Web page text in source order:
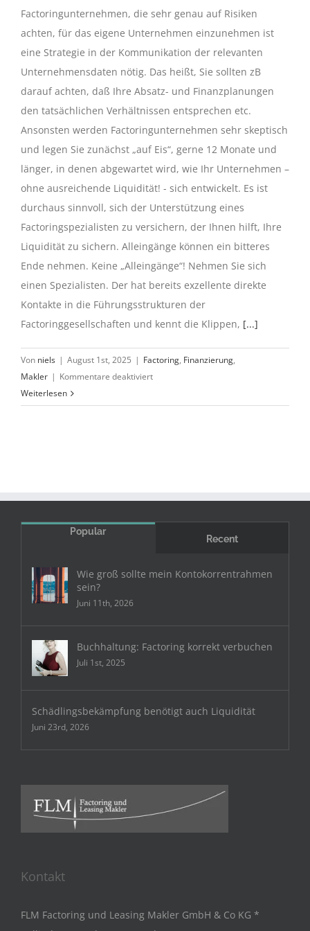
Factoringunternehmen, die sehr genau auf Risiken
achten, für das eigene Unternehmen einzunehmen ist
eine Strategie in der Kommunikation der relevanten
Unternehmensdaten nötig. Das heißt, Sie sollten zB
darauf achten, daß Ihre Absatz- und Finanzplanungen
den tatsächlichen Verhältnissen entsprechen etc.
Ansonsten werden Factoringunternehmen sehr skeptisch
und legen Sie zunächst „auf Eis“, gerne 12 Monate und
länger, in denen abgewartet wird, wie Ihr Unternehmen –
ohne ausreichende Liquidität! - sich entwickelt. Es ist
durchaus sinnvoll, sich der Unterstützung eines
Factoringspezialisten zu versichern, der Ihnen hilft, Ihre
Liquidität zu sichern. Alleingänge können ein bitteres
Ende nehmen. Keine „Alleingänge“! Nehmen Sie sich
einen Spezialisten. Der hat bereits exzellente direkte
Kontakte in die Führungsstrukturen der
Factoringgesellschaften und kennt die Klippen, [...]
Von niels | August 1st, 2025 | Factoring, Finanzierung,
Makler | Kommentare deaktiviertfür
Sie
Weiterlesen
Popular
Recent
Wie groß sollte mein Kontokorrentrahmen
sein?
Juni 11th, 2026
Buchhaltung: Factoring korrekt verbuchen
Juli 1st, 2025
Schädlingsbekämpfung benötigt auch Liquidität
Juni 23rd, 2026
Kontakt
FLM Factoring und Leasing Makler GmbH & Co KG *